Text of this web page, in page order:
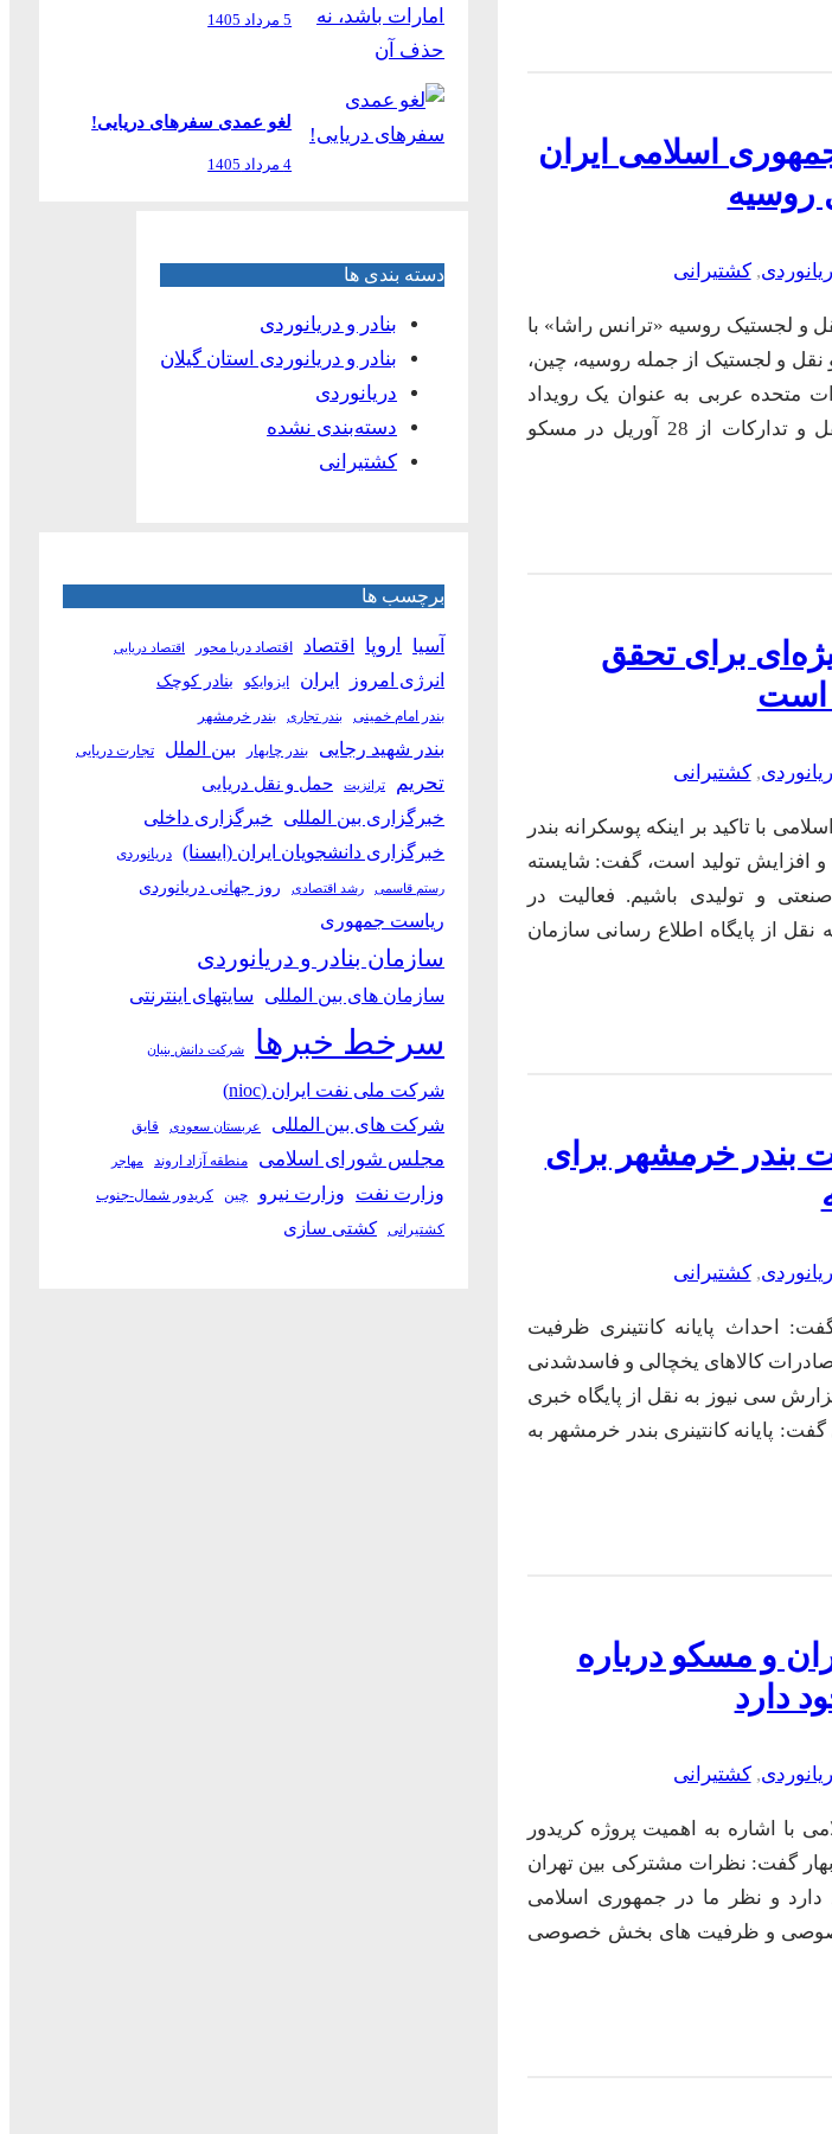
اسلامی ایران
روسیه
, کشتیرانی
و لجستیک روسیه «ترانس راشا» با
و لجستیک از جمله روسیه، چین،
متحده عربی به عنوان یک رویداد
بزرگ بین المللی در زمینه حمل و نقل و تدارکات از 28 آوریل در مسکو
برای تحقق
است
, کشتیرانی
با تاکید بر اینکه پوسکرانه بندر
افزایش تولید است، گفت: شایسته
و تولیدی باشیم. فعالیت در
از پایگاه اطلاع رسانی سازمان
ظرفیت بندر خرمشهر برای
, کشتیرانی
احداث پایانه کانتینری ظرفیت
2 برابر کرده و صادرات کالاهای یخچالی و فاسدشدنی
سی نیوز به نقل از پایگاه خبری
پایانه کانتینری بندر خرمشهر به
و مسکو درباره
دارد
, کشتیرانی
با اشاره به اهمیت پروژه کریدور
گفت: نظرات مشترکی بین تهران
و نظر ما در جمهوری اسلامی
خصوصی و ظرفیت های بخش خصوصی
5 مرداد 1405
لغو عمدی سفرهای دریایی!
4 مرداد 1405
دسته بندی ها
بنادر و دریانوردی
بنادر و دریانوردی استان گیلان
دریانوردی
دسته‌بندی نشده
کشتیرانی
برچسب ها
آسیا اروپا اقتصاد اقتصاد دریا محور اقتصاد دریایی
انرژی امروز ایران ایزوایکو بنادر کوچک
بندر امام خمینی بندر تجاری بندر خرمشهر
بندر شهید رجایی بندر چابهار بین الملل تجارت دریایی
تحریم ترانزیت حمل و نقل دریایی
خبرگزاری بین المللی خبرگزاری داخلی
خبرگزاری دانشجویان ایران (ایسنا)
دریانوردی
رستم قاسمی رشد اقتصادی روز جهانی دریانوردی
ریاست جمهوری
سازمان بنادر و دریانوردی
سازمان های بین المللی سایتهای اینترنتی
سرخط خبرها شرکت دانش بنیان
شرکت ملی نفت ایران (nioc)
شرکت های بین المللی
عربستان سعودی قایق
مجلس شورای اسلامی منطقه آزاد اروند مهاجر
وزارت نفت وزارت نیرو چین کریدور شمال-جنوب
کشتیرانی کشتی سازی